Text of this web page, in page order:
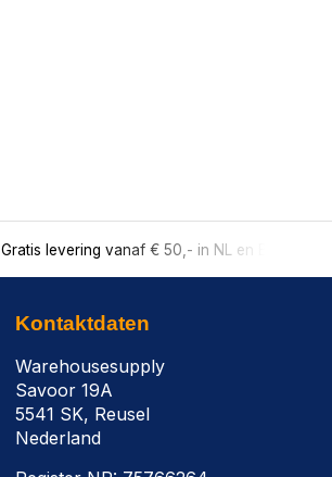
Gratis levering vanaf € 50,- in NL en BE
Kontaktdaten
Warehousesupply
Savoor 19A
5541 SK, Reusel
Nederland